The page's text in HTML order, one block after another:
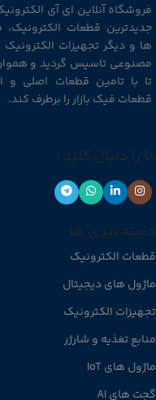
فروشگاه آنلاین ای آی
جدیدترین قطعات الکترونیک،
ها و دیگر تجهیزات
مصنوعی تاسیس گردید و
تا با تامین قطعات اصلی و
قطعات فیک بازار را برطرف کند.
ما را دنبال کنید :
دسته بندی ها
قطعات الکترونیک
ماژول های دیجیتال
تجهیزات الکترونیک
منابع تغذیه و شارژر
ماژول های IoT
گجت های AI